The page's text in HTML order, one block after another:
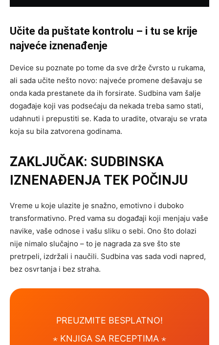
Učite da puštate kontrolu – i tu se krije
najveće iznenađenje
Device su poznate po tome da sve drže čvrsto u rukama,
ali sada učite nešto novo: najveće promene dešavaju se
onda kada prestanete da ih forsirate. Sudbina vam šalje
događaje koji vas podsećaju da nekada treba samo stati,
udahnuti i prepustiti se. Kada to uradite, otvaraju se vrata
koja su bila zatvorena godinama.
ZAKLJUČAK: SUDBINSKA
IZNENAĐENJA TEK POČINJU
Vreme u koje ulazite je snažno, emotivno i duboko
transformativno. Pred vama su događaji koji menjaju vaše
navike, vaše odnose i vašu sliku o sebi. Ono što dolazi
nije nimalo slučajno – to je nagrada za sve što ste
pretrpeli, izdržali i naučili. Sudbina vas sada vodi napred,
bez osvrtanja i bez straha.
PREUZMITE BESPLATNO!
⋆ KNJIGA SA RECEPTIMA ⋆